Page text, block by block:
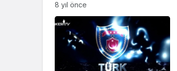
8 yıl önce